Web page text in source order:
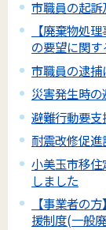
市職員の起
【廃棄物処
の要望に関
市職員の逮捕
災害発生時の
避難行動要
耐震改修促
小美玉市移
しました
【事業者の
援制度(一般